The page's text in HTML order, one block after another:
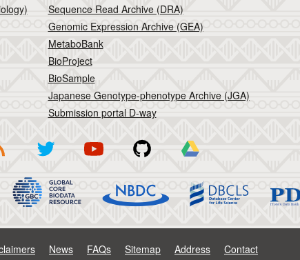
Sequence Read Archive (DRA)
Genomic Expression Archive (GEA)
MetaboBank
BioProject
BioSample
Japanese Genotype-phenotype Archive (JGA)
Submission portal D-way
News FAQs Sitemap Address Contact